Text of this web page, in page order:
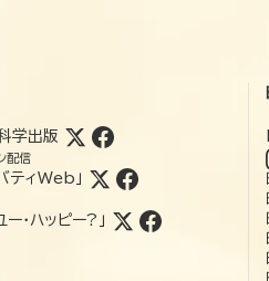
学出版
配信
ティWeb」
ー・ハッピー?」